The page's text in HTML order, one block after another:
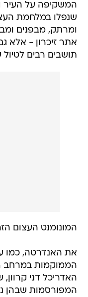
המשקיפה על העיר
שנפלו במלחמת
ומרתק, מבפנים
אתר זיכרון - אלא
תושבים רבים לטיול
המונומנט העצום
את האנדרטה, כמו
הממוקמות במרחב
המפורסמות שבהן